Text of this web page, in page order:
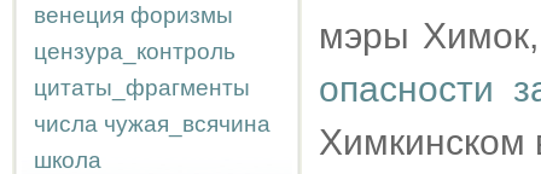
венеция форизмы
цензура_контроль
цитаты_фрагменты
числа чужая_всячина
школа
мэры
опасности
Химкинском